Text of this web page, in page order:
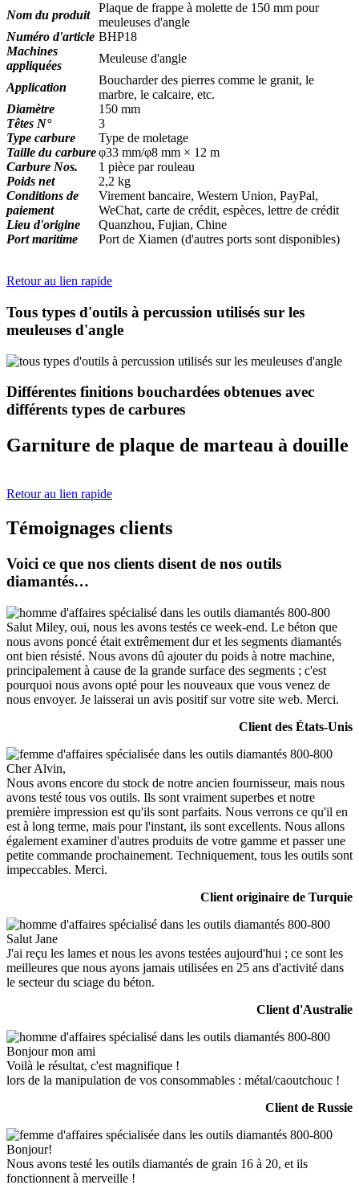
Nom du produit
Plaque de frappe à molette de 150 mm pour
meuleuses d'angle
Numéro d'article BHP18
Machines
appliquées
Meuleuse d'angle
Application
Boucharder des pierres comme le granit, le
marbre, le calcaire, etc.
Diamètre
150 mm
Têtes N°
3
Type carbure
Type de moletage
Taille du carbureφ33 mm/φ8 mm × 12 m
Carbure Nos.
1 pièce par rouleau
Poids net
2,2 kg
Conditions de
paiement
Virement bancaire, Western Union, PayPal,
WeChat, carte de crédit, espèces, lettre de crédit
Lieu d'origine
Quanzhou, Fujian, Chine
Port maritime
Port de Xiamen (d'autres ports sont disponibles)
Retour au lien rapide
Tous types d'outils à percussion utilisés sur les
meuleuses d'angle
Différentes finitions bouchardées obtenues avec
différents types de carbures
Garniture de plaque de marteau à douille
Retour au lien rapide
Témoignages clients
Voici ce que nos clients disent de nos outils
diamantés…
Salut Miley, oui, nous les avons testés ce week-end. Le béton que
nous avons poncé était extrêmement dur et les segments diamantés
ont bien résisté. Nous avons dû ajouter du poids à notre machine,
principalement à cause de la grande surface des segments ; c'est
pourquoi nous avons opté pour les nouveaux que vous venez de
nous envoyer. Je laisserai un avis positif sur votre site web. Merci.
Client des États-Unis
Cher Alvin,
Nous avons encore du stock de notre ancien fournisseur, mais nous
avons testé tous vos outils. Ils sont vraiment superbes et notre
première impression est qu'ils sont parfaits. Nous verrons ce qu'il en
est à long terme, mais pour l'instant, ils sont excellents. Nous allons
également examiner d'autres produits de votre gamme et passer une
petite commande prochainement. Techniquement, tous les outils sont
impeccables. Merci.
Client originaire de Turquie
Salut Jane
J'ai reçu les lames et nous les avons testées aujourd'hui ; ce sont les
meilleures que nous ayons jamais utilisées en 25 ans d'activité dans
le secteur du sciage du béton.
Client d'Australie
Bonjour mon ami
Voilà le résultat, c'est magnifique !
lors de la manipulation de vos consommables : métal/caoutchouc !
Client de Russie
Bonjour!
Nous avons testé les outils diamantés de grain 16 à 20, et ils
fonctionnent à merveille !